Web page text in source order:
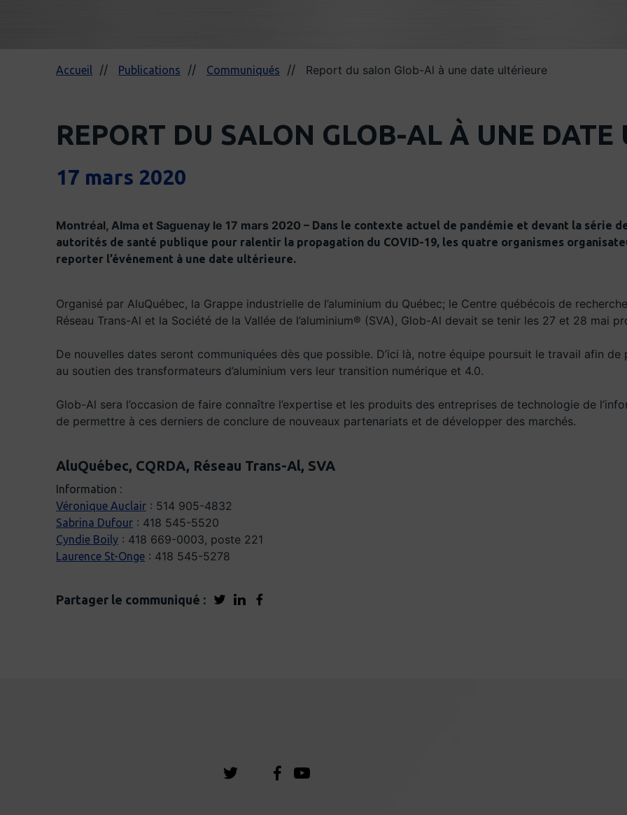
Accueil Publications Communiqués Report du salon Glob-Al à une date ultérieure
REPORT DU SALON GLOB-AL À UNE DATE
17 mars 2020
Montréal, Alma et Saguenay le 17 mars 2020 – Dans le contexte actuel de pandémie et devant la série
autorités de santé publique pour ralentir la propagation du COVID-19, les quatre organismes
reporter l’événement à une date ultérieure.
Organisé par AluQuébec, la Grappe industrielle de l’aluminium du Québec; le Centre québécois de
Réseau Trans-Al et la Société de la Vallée de l’aluminium® (SVA), Glob-Al devait se tenir les 27 et 28 mai
De nouvelles dates seront communiquées dès que possible. D’ici là, notre équipe poursuit le travail afin
au soutien des transformateurs d’aluminium vers leur transition numérique et 4.0.
Glob-Al sera l’occasion de faire connaître l’expertise et les produits des entreprises de technologie de
de permettre à ces derniers de conclure de nouveaux partenariats et de développer des marchés.
AluQuébec, CQRDA, Réseau Trans-Al, SVA
Information :
Véronique Auclair : 514 905-4832
Sabrina Dufour : 418 545-5520
Cyndie Boily : 418 669-0003, poste 221
Laurence St-Onge : 418 545-5278
Partager le communiqué :